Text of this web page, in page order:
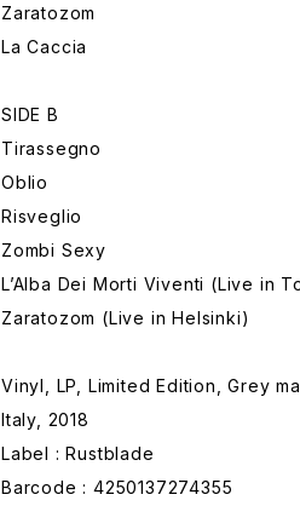
Zaratozom
La Caccia
SIDE B
Tirassegno
Oblio
Risveglio
Zombi Sexy
L’Alba Dei Morti Viventi (Live in
Zaratozom (Live in Helsinki)
Vinyl, LP, Limited Edition, Grey
Italy, 2018
Label : Rustblade
Barcode : 4250137274355